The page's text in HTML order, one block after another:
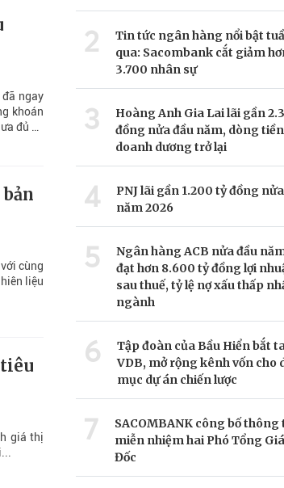
ngay
khoán
đủ để
cùng
liệu
giá thị
2
Tin tức ngân hàng nổi bật
qua: Sacombank cắt giảm
3.700 nhân sự
3
Hoàng Anh Gia Lai lãi gần
đồng nửa đầu năm, dòng
doanh dương trở lại
4
PNJ lãi gần 1.200 tỷ đồng
năm 2026
5
Ngân hàng ACB nửa đầu
đạt hơn 8.600 tỷ đồng lợi
sau thuế, tỷ lệ nợ xấu thấp
ngành
6
Tập đoàn của Bầu Hiển bắt
VDB, mở rộng kênh vốn cho
mục dự án chiến lược
7
SACOMBANK công bố thông
miễn nhiệm hai Phó Tổng
Đốc